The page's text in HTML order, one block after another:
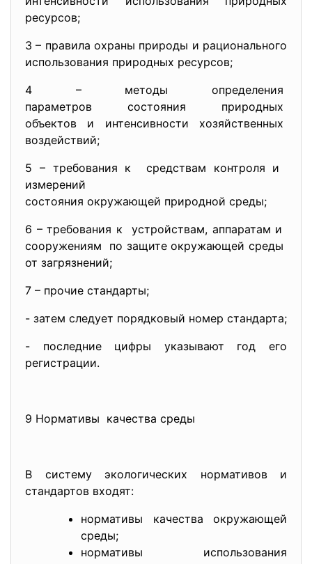
ресурсов;
3 – правила охраны природы и рационального
использования природных ресурсов;
4 – методы определения
параметров состояния природных
объектов и интенсивности хозяйственных
воздействий;
5 – требования к средствам контроля и
измерений
состояния окружающей природной среды;
6 – требования к устройствам, аппаратам и
сооружениям по защите окружающей среды
от загрязнений;
7 – прочие стандарты;
- затем следует порядковый номер стандарта;
- последние цифры указывают год его
регистрации.
9 Нормативы качества среды
В систему экологических нормативов и
стандартов входят:
нормативы качества окружающей
среды;
нормативы использования